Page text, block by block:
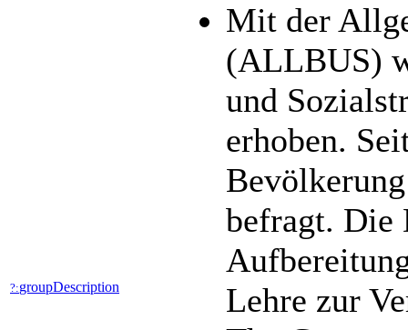
?:groupDescription
Mit der
(ALLBUS)
und
erhoben.
befragt. Die
Lehre zur